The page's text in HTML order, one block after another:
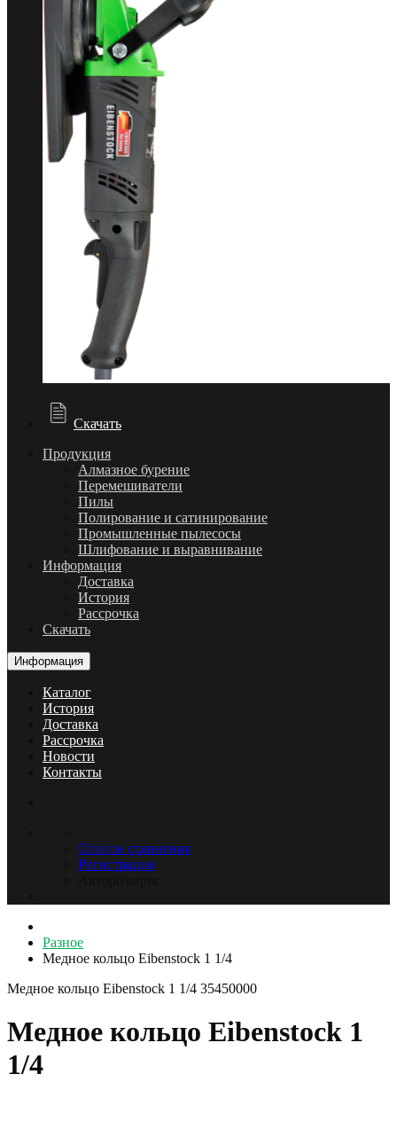
Скачать
Продукция
Алмазное бурение
Перемешиватели
Пилы
Полирование и сатинирование
Промышленные пылесосы
Шлифование и выравнивание
Информация
Доставка
История
Рассрочка
Скачать
Информация
Каталог
История
Доставка
Рассрочка
Новости
Контакты
Список сравнения
Регистрация
Разное
Медное кольцо Eibenstock 1 1/4
Медное кольцо Eibenstock 1 1/4 35450000
Медное кольцо Eibenstock 1
1/4